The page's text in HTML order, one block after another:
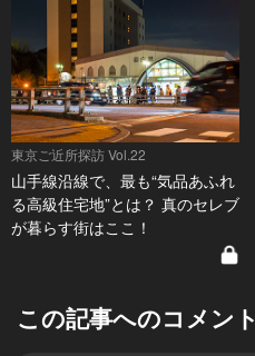
東京ご近所探訪 Vol.22
山手線沿線で、最も“気品あふれ
る高級住宅地”とは？ 真のセレブ
が暮らす街はここ！
この記事へのコメント